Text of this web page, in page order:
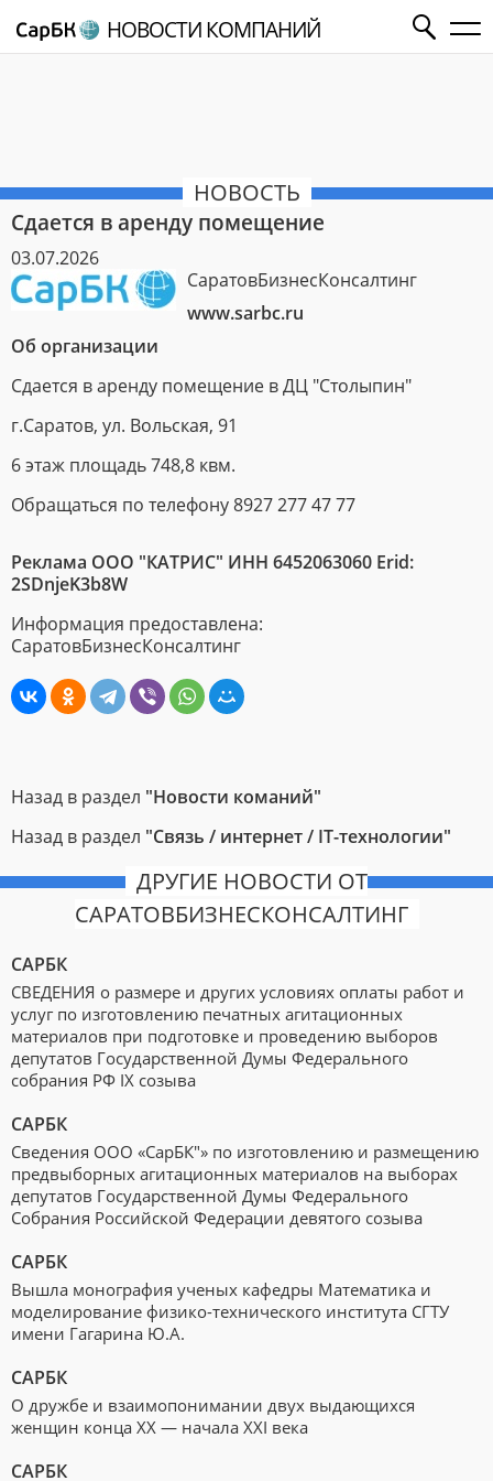
НОВОСТИ КОМПАНИЙ
НОВОСТЬ
Сдается в аренду помещение
03.07.2026
СаратовБизнесКонсалтинг
www.sarbc.ru
Об организации
Сдается в аренду помещение в ДЦ "Столыпин"
г.Саратов, ул. Вольская, 91
6 этаж площадь 748,8 квм.
Обращаться по телефону 8927 277 47 77
Реклама ООО "КАТРИС" ИНН 6452063060 Erid:
2SDnjeK3b8W
Информация предоставлена:
СаратовБизнесКонсалтинг
Назад в раздел "Новости команий"
Назад в раздел "Связь / интернет / IT-технологии"
ДРУГИЕ НОВОСТИ ОТ
САРАТОВБИЗНЕСКОНСАЛТИНГ
САРБК
СВЕДЕНИЯ о размере и других условиях оплаты работ и
услуг по изготовлению печатных агитационных
материалов при подготовке и проведению выборов
депутатов Государственной Думы Федерального
собрания РФ IX созыва
САРБК
Сведения ООО «СарБК"» по изготовлению и размещению
предвыборных агитационных материалов на выборах
депутатов Государственной Думы Федерального
Собрания Российской Федерации девятого созыва
САРБК
Вышла монография ученых кафедры Математика и
моделирование физико-технического института СГТУ
имени Гагарина Ю.А.
САРБК
О дружбе и взаимопонимании двух выдающихся
женщин конца ХХ — начала XXI века
САРБК